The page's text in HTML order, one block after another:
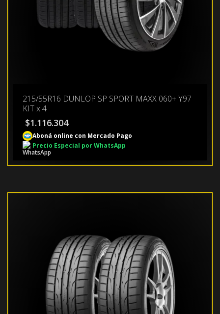
215/55R16 DUNLOP SP SPORT MAXX 060+ Y97
KIT x 4
$1.116.304
Aboná online con Mercado Pago
Precio Especial por WhatsApp